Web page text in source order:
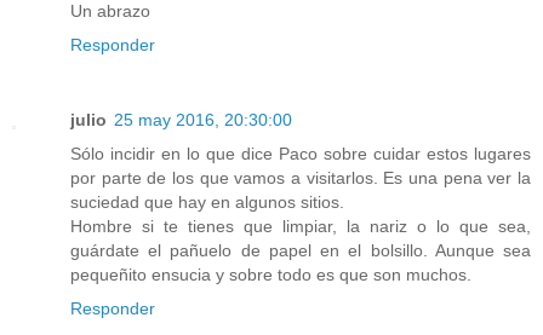
Un abrazo
Responder
julio 25 may 2016, 20:30:00
Sólo incidir en lo que dice Paco sobre cuidar estos lugares
por parte de los que vamos a visitarlos. Es una pena ver la
suciedad que hay en algunos sitios.
Hombre si te tienes que limpiar, la nariz o lo que sea,
guárdate el pañuelo de papel en el bolsillo. Aunque sea
pequeñito ensucia y sobre todo es que son muchos.
Responder